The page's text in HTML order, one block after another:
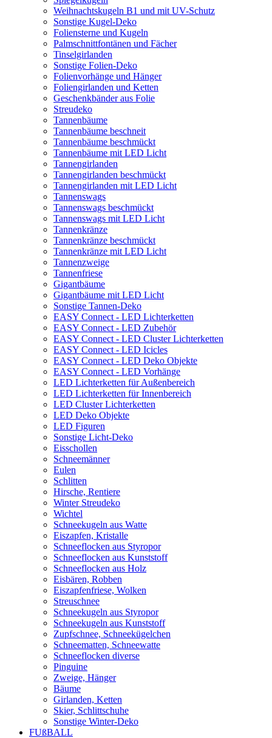
Weihnachtskugeln B1 und mit UV-Schutz
Sonstige Kugel-Deko
Foliensterne und Kugeln
Palmschnittfontänen und Fächer
Tinselgirlanden
Sonstige Folien-Deko
Folienvorhänge und Hänger
Foliengirlanden und Ketten
Geschenkbänder aus Folie
Streudeko
Tannenbäume
Tannenbäume beschneit
Tannenbäume beschmückt
Tannenbäume mit LED Licht
Tannengirlanden
Tannengirlanden beschmückt
Tannengirlanden mit LED Licht
Tannenswags
Tannenswags beschmückt
Tannenswags mit LED Licht
Tannenkränze
Tannenkränze beschmückt
Tannenkränze mit LED Licht
Tannenzweige
Tannenfriese
Gigantbäume
Gigantbäume mit LED Licht
Sonstige Tannen-Deko
EASY Connect - LED Lichterketten
EASY Connect - LED Zubehör
EASY Connect - LED Cluster Lichterketten
EASY Connect - LED Icicles
EASY Connect - LED Deko Objekte
EASY Connect - LED Vorhänge
LED Lichterketten für Außenbereich
LED Lichterketten für Innenbereich
LED Cluster Lichterketten
LED Deko Objekte
LED Figuren
Sonstige Licht-Deko
Eisschollen
Schneemänner
Eulen
Schlitten
Hirsche, Rentiere
Winter Streudeko
Wichtel
Schneekugeln aus Watte
Eiszapfen, Kristalle
Schneeflocken aus Styropor
Schneeflocken aus Kunststoff
Schneeflocken aus Holz
Eisbären, Robben
Eiszapfenfriese, Wolken
Streuschnee
Schneekugeln aus Styropor
Schneekugeln aus Kunststoff
Zupfschnee, Schneekügelchen
Schneematten, Schneewatte
Schneeflocken diverse
Pinguine
Zweige, Hänger
Bäume
Girlanden, Ketten
Skier, Schlittschuhe
Sonstige Winter-Deko
FUßBALL